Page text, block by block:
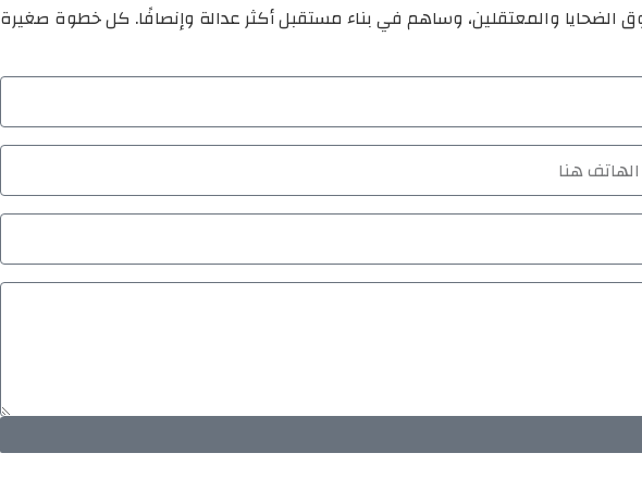
الضحايا والمعتقلين، وساهم في بناء مستقبل أكثر عدالة وإنصافًا. كل خطوة صغيرة